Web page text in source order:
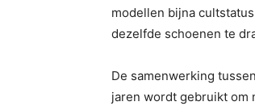
modellen bijna
dezelfde schoenen te
De samenwerking
jaren wordt gebruikt om